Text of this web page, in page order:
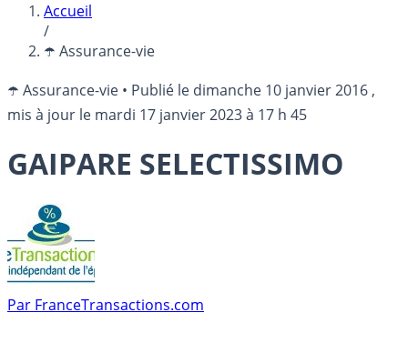
Accueil
/
☂️ Assurance-vie
☂️ Assurance-vie • Publié le dimanche 10 janvier 2016 ,
mis à jour le mardi 17 janvier 2023 à 17 h 45
GAIPARE SELECTISSIMO
Par FranceTransactions.com